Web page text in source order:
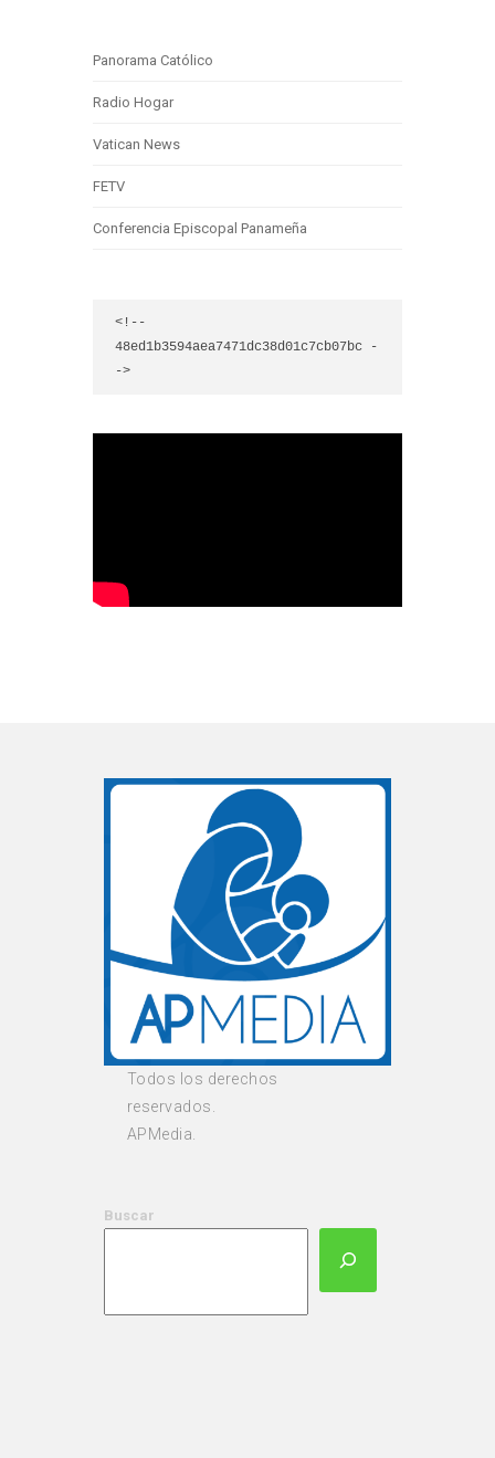
Panorama Católico
Radio Hogar
Vatican News
FETV
Conferencia Episcopal Panameña
<!--
48ed1b3594aea7471dc38d01c7cb07bc -
->
Todos los derechos
reservados.
APMedia.
Buscar